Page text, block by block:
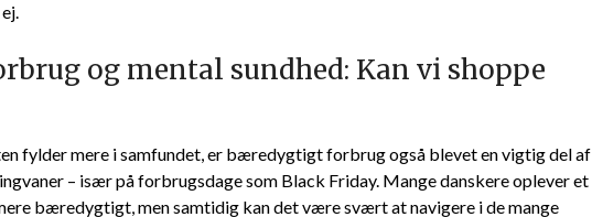
og mental sundhed: Kan vi shoppe
fylder mere i samfundet, er bæredygtigt forbrug også blevet en vigtig del af
– især på forbrugsdage som Black Friday. Mange danskere oplever et
bæredygtigt, men samtidig kan det være svært at navigere i de mange